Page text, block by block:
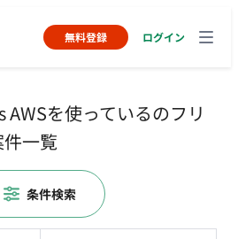
無料登録 ログイン
AWSを使っているのフリ
一覧
条件検索